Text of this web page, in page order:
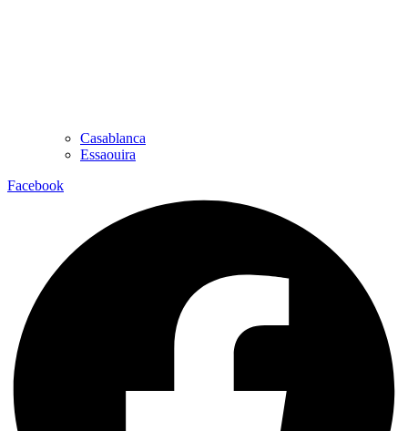
Casablanca
Essaouira
Facebook